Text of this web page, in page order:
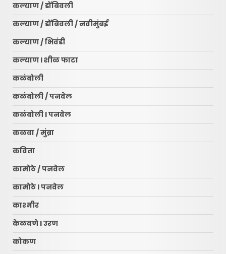
कल्याण / डोंबिवली
कल्याण / डोंबिवली / नवीमुंबई
कल्याण / भिवंडी
कल्याण l शीळ फाटा
कळंबोली
कळंबोली / पनवेल
कळंबोली l पनवेल
कळवा / मुंब्रा
कविता
कामोठे / पनवेल
कामोठे l पनवेल
काश्मीर
केळवणे l उरण
कोकण